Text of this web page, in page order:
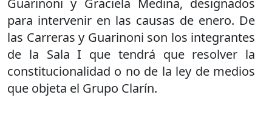
Guarinoni y Graciela Medina, designados
para intervenir en las causas de enero. De
las Carreras y Guarinoni son los integrantes
de la Sala I que tendrá que resolver la
constitucionalidad o no de la ley de medios
que objeta el Grupo Clarín.